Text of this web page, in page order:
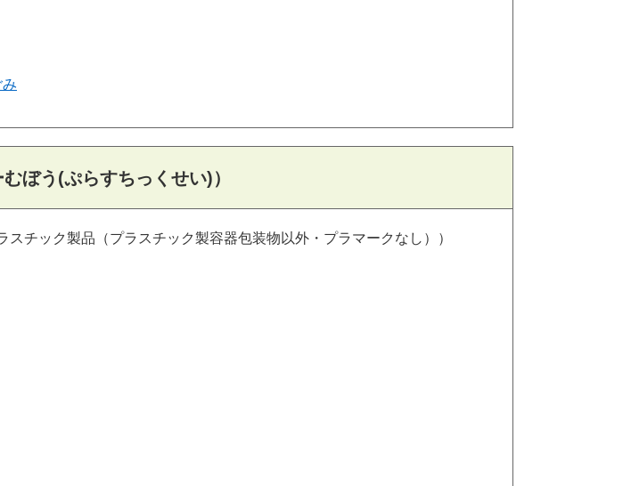
ぼう(ぷらすちっくせい)）
スチック製品（プラスチック製容器包装物以外・プラマークなし））